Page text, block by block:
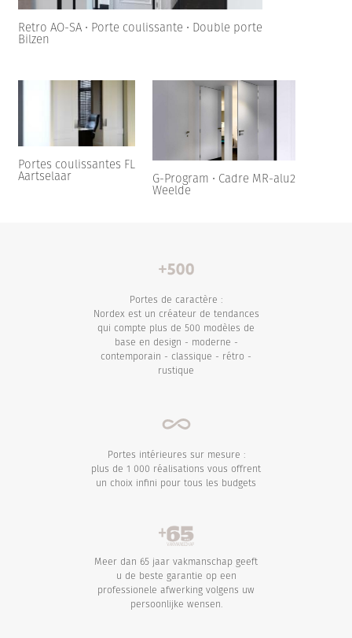
Retro AO-SA • Porte coulissante • Double porte
Bilzen
Portes coulissantes FL
Aartselaar G-Program • Cadre MR-alu2
Weelde
Portes de caractère :
Nordex est un créateur de tendances
qui compte plus de 500 modèles de
base en design - moderne -
contemporain - classique - rétro -
rustique
Portes intérieures sur mesure :
plus de 1 000 réalisations vous offrent
un choix infini pour tous les budgets
Meer dan 65 jaar vakmanschap geeft
u de beste garantie op een
professionele afwerking volgens uw
persoonlijke wensen.